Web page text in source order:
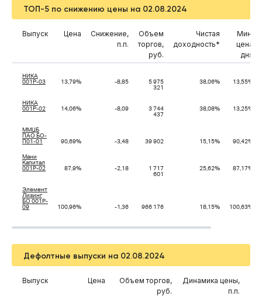
ТОП-5 по снижению цены на 02.08.2024
Выпуск Цена
Снижение,
п.п.
Объем
торгов,
руб.
Чистая
доходность*
Мин.
цена
дня
НИКА
001Р-03
13,79% -8,85
5 975
321
38,06% 13,55%
НИКА
001Р-02
14,06% -8,09
3 744
437
38,08% 13,25%
ММЦБ
ПАО БО-
П01-01
90,69% -3,48 39 902 15,15% 90,42%
Мани
Капитал
001P-02
87,9% -2,18
1 717
601
25,62% 87,17%
Элемент
Лизинг
БО 001P-
09
100,96% -1,36 966 176 18,15% 100,63%
Дефолтные выпуски на 02.08.2024
Выпуск Цена
Объем торгов,
руб.
Динамика цены,
п.п.